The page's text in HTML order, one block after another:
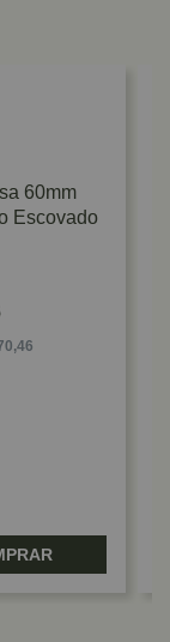
60mm
Escovado